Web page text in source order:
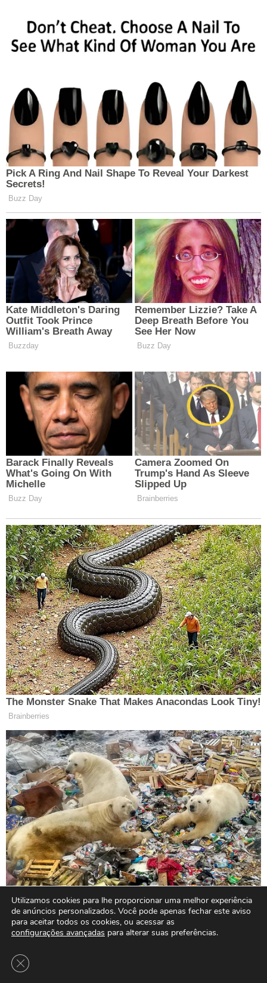
Utilizamos cookies para lhe proporcionar uma melhor experiência
de anúncios personalizados. Você pode apenas fechar este aviso
para aceitar todos os cookies, ou acessar as
configurações avançadas para alterar suas preferências.
Close GDPR Cookie Banner